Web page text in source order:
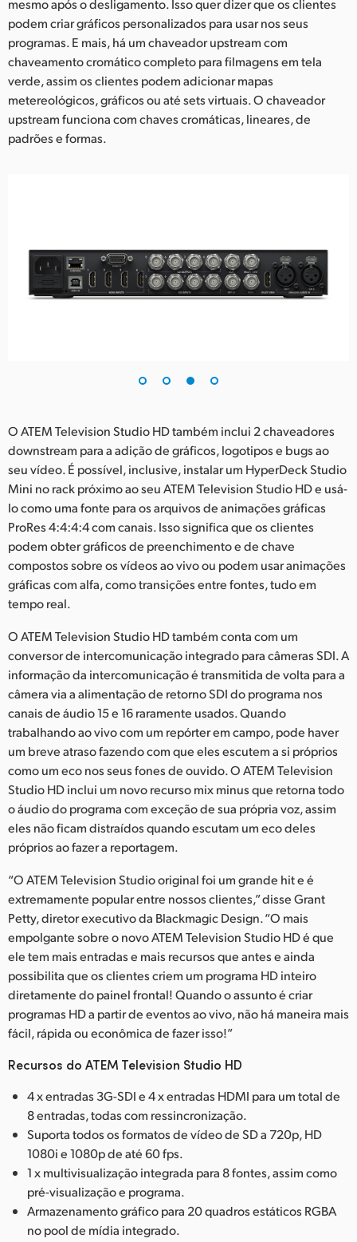
mesmo após o desligamento. Isso quer dizer que os clientes
podem criar gráficos personalizados para usar nos seus
programas. E mais, há um chaveador upstream com
chaveamento cromático completo para filmagens em tela
verde, assim os clientes podem adicionar mapas
metereológicos, gráficos ou até sets virtuais. O chaveador
upstream funciona com chaves cromáticas, lineares, de
padrões e formas.
O ATEM Television Studio HD também inclui 2 chaveadores
downstream para a adição de gráficos, logotipos e bugs ao
seu vídeo. É possível, inclusive, instalar um HyperDeck Studio
Mini no rack próximo ao seu ATEM Television Studio HD e usá-
lo como uma fonte para os arquivos de animações gráficas
ProRes 4:4:4:4 com canais. Isso significa que os clientes
podem obter gráficos de preenchimento e de chave
compostos sobre os vídeos ao vivo ou podem usar animações
gráficas com alfa, como transições entre fontes, tudo em
tempo real.
O ATEM Television Studio HD também conta com um
conversor de intercomunicação integrado para câmeras SDI. A
informação da intercomunicação é transmitida de volta para a
câmera via a alimentação de retorno SDI do programa nos
canais de áudio 15 e 16 raramente usados. Quando
trabalhando ao vivo com um repórter em campo, pode haver
um breve atraso fazendo com que eles escutem a si próprios
como um eco nos seus fones de ouvido. O ATEM Television
Studio HD inclui um novo recurso mix minus que retorna todo
o áudio do programa com exceção de sua própria voz, assim
eles não ficam distraídos quando escutam um eco deles
próprios ao fazer a reportagem.
“O ATEM Television Studio original foi um grande hit e é
extremamente popular entre nossos clientes,” disse Grant
Petty, diretor executivo da Blackmagic Design. “O mais
empolgante sobre o novo ATEM Television Studio HD é que
ele tem mais entradas e mais recursos que antes e ainda
possibilita que os clientes criem um programa HD inteiro
diretamente do painel frontal! Quando o assunto é criar
programas HD a partir de eventos ao vivo, não há maneira mais
fácil, rápida ou econômica de fazer isso!”
Recursos do ATEM Television Studio HD
4 x entradas 3G-SDI e 4 x entradas HDMI para um total de
8 entradas, todas com ressincronização.
Suporta todos os formatos de vídeo de SD a 720p, HD
1080i e 1080p de até 60 fps.
1 x multivisualização integrada para 8 fontes, assim como
pré-visualização e programa.
Armazenamento gráfico para 20 quadros estáticos RGBA
no pool de mídia integrado.